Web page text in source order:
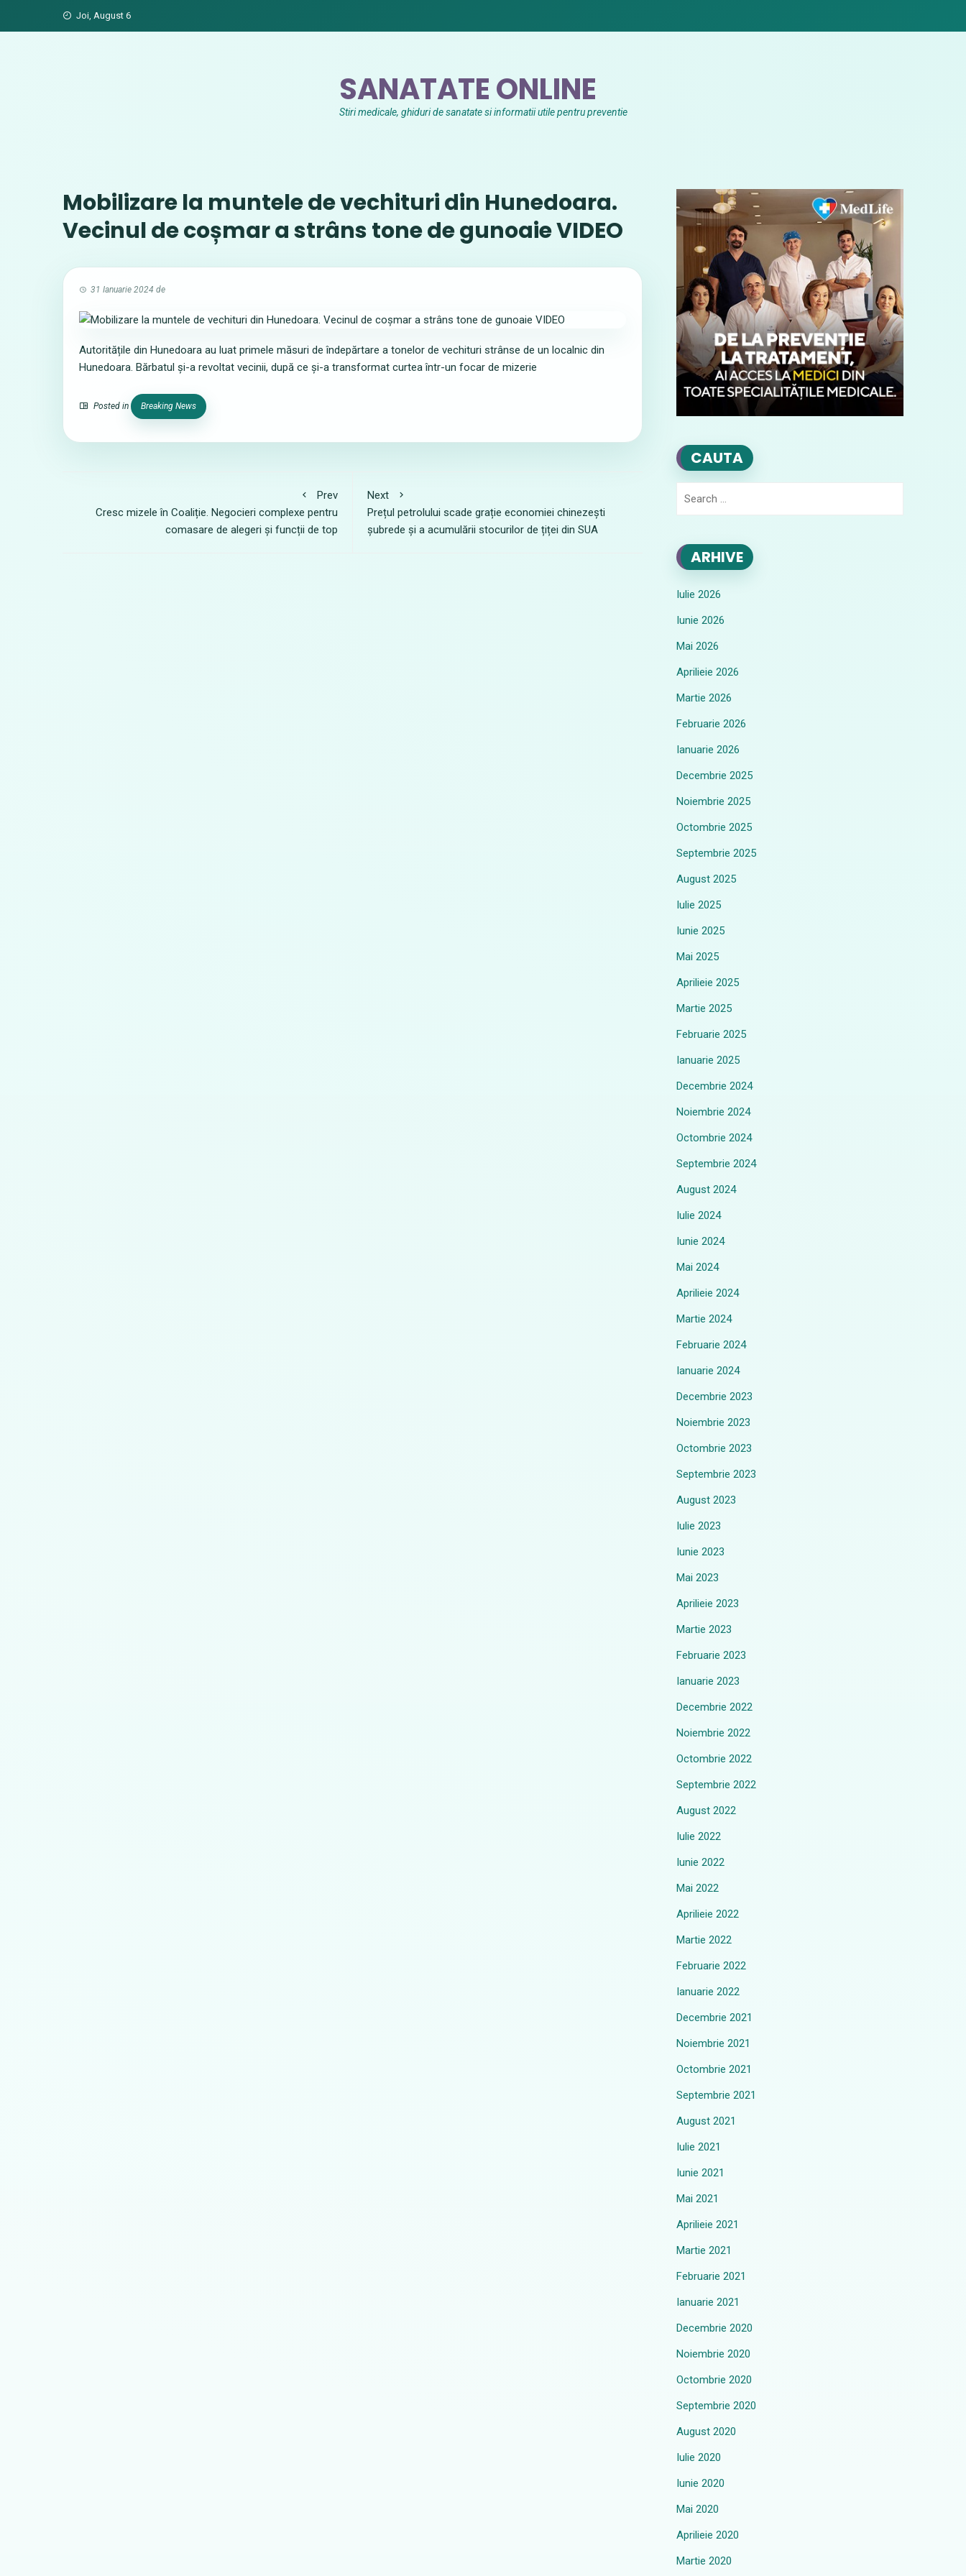
Joi, August 6
SANATATE ONLINE
Stiri medicale, ghiduri de sanatate si informatii utile pentru preventie
Mobilizare la muntele de vechituri din Hunedoara.
Vecinul de coșmar a strâns tone de gunoaie VIDEO
31 Ianuarie 2024 de
Autoritățile din Hunedoara au luat primele măsuri de îndepărtare a tonelor de vechituri strânse de un localnic din
Hunedoara. Bărbatul și-a revoltat vecinii, după ce și-a transformat curtea într-un focar de mizerie
Posted in Breaking News
Prev
Cresc mizele în Coaliție. Negocieri complexe pentru
comasare de alegeri și funcții de top
Next
Prețul petrolului scade grație economiei chinezești
șubrede și a acumulării stocurilor de țiței din SUA
CAUTA
ARHIVE
Iulie 2026
Iunie 2026
Mai 2026
Aprilieie 2026
Martie 2026
Februarie 2026
Ianuarie 2026
Decembrie 2025
Noiembrie 2025
Octombrie 2025
Septembrie 2025
August 2025
Iulie 2025
Iunie 2025
Mai 2025
Aprilieie 2025
Martie 2025
Februarie 2025
Ianuarie 2025
Decembrie 2024
Noiembrie 2024
Octombrie 2024
Septembrie 2024
August 2024
Iulie 2024
Iunie 2024
Mai 2024
Aprilieie 2024
Martie 2024
Februarie 2024
Ianuarie 2024
Decembrie 2023
Noiembrie 2023
Octombrie 2023
Septembrie 2023
August 2023
Iulie 2023
Iunie 2023
Mai 2023
Aprilieie 2023
Martie 2023
Februarie 2023
Ianuarie 2023
Decembrie 2022
Noiembrie 2022
Octombrie 2022
Septembrie 2022
August 2022
Iulie 2022
Iunie 2022
Mai 2022
Aprilieie 2022
Martie 2022
Februarie 2022
Ianuarie 2022
Decembrie 2021
Noiembrie 2021
Octombrie 2021
Septembrie 2021
August 2021
Iulie 2021
Iunie 2021
Mai 2021
Aprilieie 2021
Martie 2021
Februarie 2021
Ianuarie 2021
Decembrie 2020
Noiembrie 2020
Octombrie 2020
Septembrie 2020
August 2020
Iulie 2020
Iunie 2020
Mai 2020
Aprilieie 2020
Martie 2020